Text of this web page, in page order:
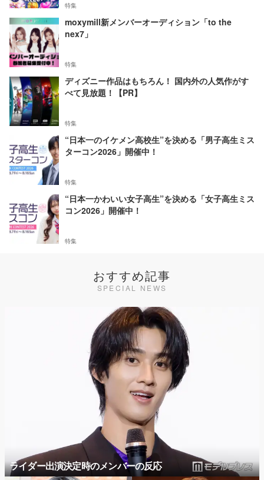
特集
moxymill新メンバーオーディション「to the
nex7」
特集
ディズニー作品はもちろん！ 国内外の人気作がす
べて見放題！【PR】
特集
“日本一のイケメン高校生”を決める「男子高生ミス
ターコン2026」開催中！
特集
“日本一かわいい女子高生”を決める「女子高生ミス
コン2026」開催中！
特集
おすすめ記事
SPECIAL NEWS
ライダー出演決定時のメンバーの反応